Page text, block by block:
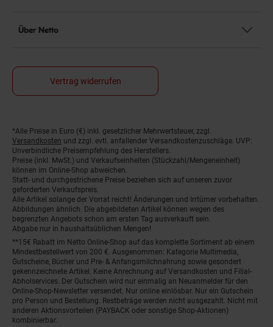
Über Netto
Vertrag widerrufen
Fußnoten
*Alle Preise in Euro (€) inkl. gesetzlicher Mehrwertsteuer, zzgl.
Versandkosten und zzgl. evtl. anfallender Versandkostenzuschläge. UVP:
Unverbindliche Preisempfehlung des Herstellers.
Preise (inkl. MwSt.) und Verkaufseinheiten (Stückzahl/Mengeneinheit)
können im Online-Shop abweichen.
Statt- und durchgestrichene Preise beziehen sich auf unseren zuvor
geforderten Verkaufspreis.
Alle Artikel solange der Vorrat reicht! Änderungen und Irrtümer vorbehalten.
Abbildungen ähnlich. Die abgebildeten Artikel können wegen des
begrenzten Angebots schon am ersten Tag ausverkauft sein.
Abgabe nur in haushaltsüblichen Mengen!
**15€ Rabatt im Netto Online-Shop auf das komplette Sortiment ab einem
Mindestbestellwert von 200 €. Ausgenommen: Kategorie Multimedia,
Gutscheine, Bücher und Pre- & Anfangsmilchnahrung sowie gesondert
gekennzeichnete Artikel. Keine Anrechnung auf Versandkosten und Filial-
Abholservices. Der Gutschein wird nur einmalig an Neuanmelder für den
Online-Shop-Newsletter versendet. Nur online einlösbar. Nur ein Gutschein
pro Person und Bestellung. Restbeträge werden nicht ausgezahlt. Nicht mit
anderen Aktionsvorteilen (PAYBACK oder sonstige Shop-Aktionen)
kombinierbar.